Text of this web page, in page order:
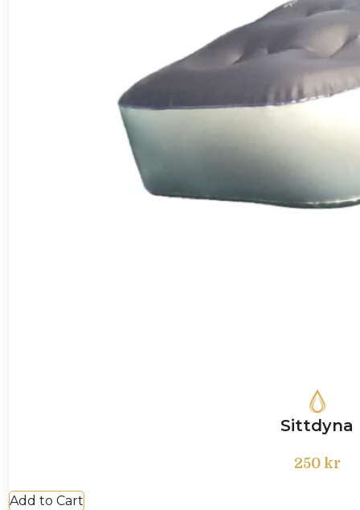
Sittdyna
250 kr
Add to Cart